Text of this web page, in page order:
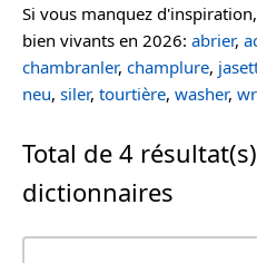
Si vous manquez
bien vivants en 2026: abrier,
chambranler, champlure,
neu, siler, tourtière, washer,
Total de 4
dictionnaires